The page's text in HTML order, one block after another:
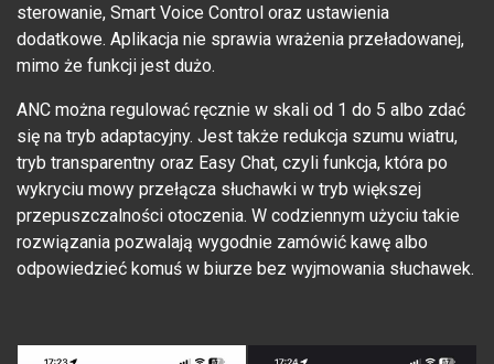
sterowanie, Smart Voice Control oraz ustawienia
dodatkowe. Aplikacja nie sprawia wrażenia przeładowanej,
mimo że funkcji jest dużo.
ANC można regulować ręcznie w skali od 1 do 5 albo zdać
się na tryb adaptacyjny. Jest także redukcja szumu wiatru,
tryb transparentny oraz Easy Chat, czyli funkcja, która po
wykryciu mowy przełącza słuchawki w tryb większej
przepuszczalności otoczenia. W codziennym użyciu takie
rozwiązania pozwalają wygodnie zamówić kawę albo
odpowiedzieć komuś w biurze bez wyjmowania słuchawek.